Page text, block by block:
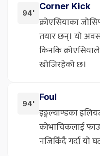
94'
Corner Kick
क्रोएसियाका
तयार छन्। यो
किनकि
खोजिरहेको छ।
94'
Foul
इङ्गल्याण्डका
कोभाचिकलाई
नजिकिँदै गर्दा यो